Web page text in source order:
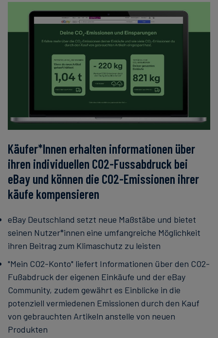
Käufer*Innen erhalten informationen über
ihren individuellen CO2-Fussabdruck bei
eBay und können die CO2-Emissionen ihrer
käufe kompensieren
eBay Deutschland setzt neue Maßstäbe und bietet
seinen Nutzer*innen eine umfangreiche Möglichkeit
ihren Beitrag zum Klimaschutz zu leisten
"Mein CO2-Konto" liefert Informationen über den CO2-
Fußabdruck der eigenen Einkäufe und der eBay
Community, zudem gewährt es Einblicke in die
potenziell vermiedenen Emissionen durch den Kauf
von gebrauchten Artikeln anstelle von neuen
Produkten